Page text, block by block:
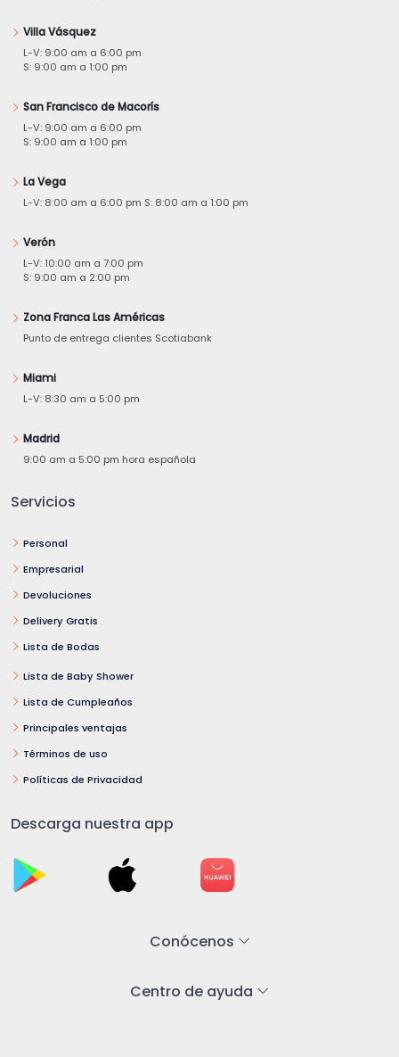
Villa Vásquez
L-V: 9:00 am a 6:00 pm
S: 9:00 am a 1:00 pm
San Francisco de Macorís
L-V: 9:00 am a 6:00 pm
S: 9:00 am a 1:00 pm
La Vega
L-V: 8:00 am a 6:00 pm S: 8:00 am a 1:00 pm
Verón
L-V: 10:00 am a 7:00 pm
S: 9:00 am a 2:00 pm
Zona Franca Las Américas
Punto de entrega clientes Scotiabank
Miami
L-V: 8:30 am a 5:00 pm
Madrid
9:00 am a 5:00 pm hora española
Servicios
Personal
Empresarial
Devoluciones
Delivery Gratis
Lista de Bodas
Lista de Baby Shower
Lista de Cumpleaños
Principales ventajas
Términos de uso
Políticas de Privacidad
Descarga nuestra app
Conócenos
Centro de ayuda